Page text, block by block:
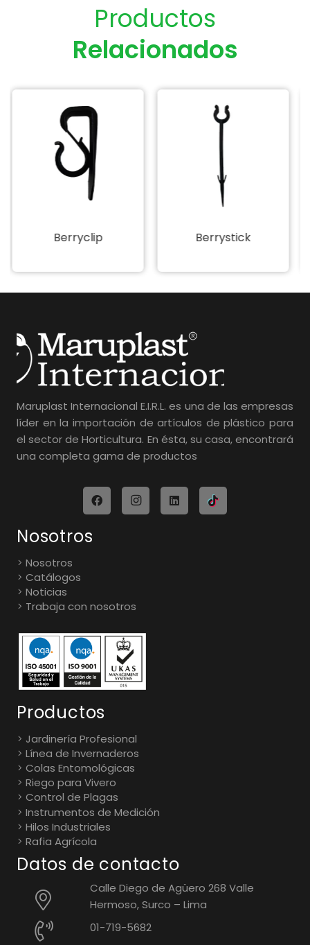
Productos
Relacionados
Berrystick
Boquilla Niebla Fogg
Maruplast Internacional E.I.R.L. es una de las empresas
líder en la importación de artículos de plástico para
el sector de Horticultura. En ésta, su casa, encontrará
una completa gama de productos
Nosotros
Nosotros
Catálogos
Noticias
Trabaja con nosotros
Productos
Jardinería Profesional
Línea de Invernaderos
Colas Entomológicas
Riego para Vivero
Control de Plagas
Instrumentos de Medición
Hilos Industriales
Rafia Agrícola
Datos de contacto
Calle Diego de Agüero 268 Valle
Hermoso, Surco – Lima
01-719-5682